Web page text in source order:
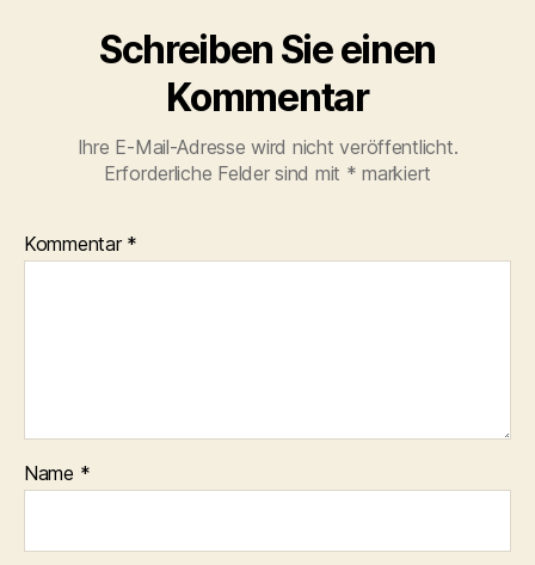
Schreiben Sie einen
Kommentar
Ihre E-Mail-Adresse wird nicht veröffentlicht.
Erforderliche Felder sind mit * markiert
Kommentar *
Name *